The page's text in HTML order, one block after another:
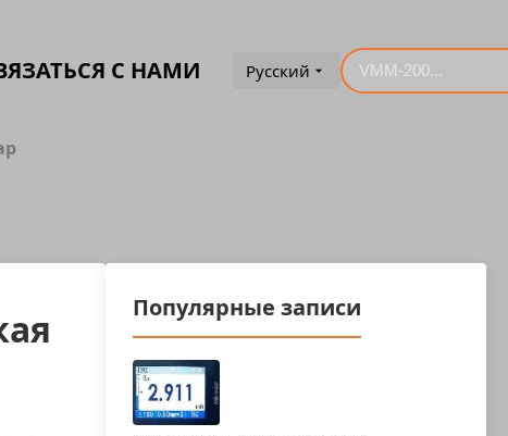
С НАМИ Русский
Популярные записи